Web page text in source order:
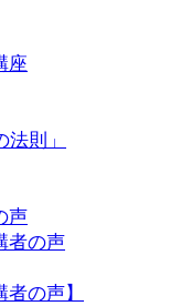
座
則」
声
者の声
の声】